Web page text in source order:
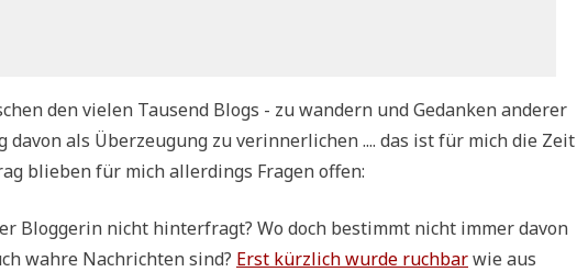
den vie­len Tau­send Blogs - zu wan­dern und Gedan­ken ande­rer
als Über­zeu­gung zu ver­in­ner­li­chen .... das ist für mich die Zeit
blie­ben für mich aller­dings Fra­gen offen:
Blog­ge­rin nicht hin­ter­fragt? Wo doch bestimmt nicht immer davon
wah­re Nach­rich­ten sind? Erst kürz­lich wur­de ruch­barwie aus